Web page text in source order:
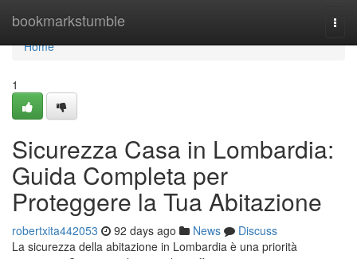
bookmarkstumble
Home
Home
1
Sicurezza Casa in Lombardia:
Guida Completa per
Proteggere la Tua Abitazione
robertxita442053 92 days ago News
Discuss
La sicurezza della abitazione in Lombardia è una priorità